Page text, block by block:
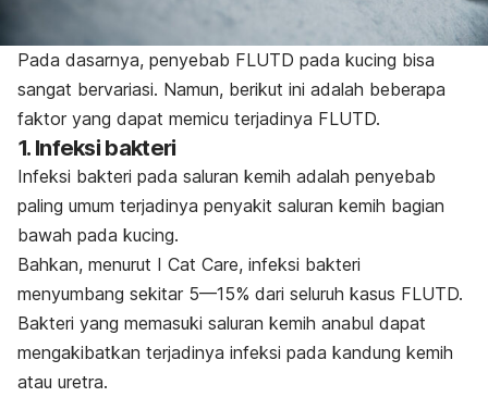
Pada dasarnya, penyebab FLUTD pada kucing bisa
sangat bervariasi. Namun, berikut ini adalah beberapa
faktor yang dapat memicu terjadinya FLUTD.
1. Infeksi bakteri
Infeksi bakteri pada saluran kemih adalah penyebab
paling umum terjadinya penyakit saluran kemih bagian
bawah pada kucing.
Bahkan, menurut I Cat Care, infeksi bakteri
menyumbang sekitar 5—15% dari seluruh kasus FLUTD.
Bakteri yang memasuki saluran kemih anabul dapat
mengakibatkan terjadinya infeksi pada kandung kemih
atau uretra.